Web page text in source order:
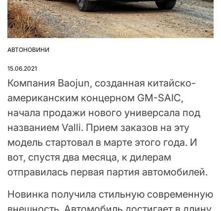
ОПУБЛІКУВАТИ
АВТОНОВИНИ
15.06.2021
Компания Baojun, созданная китайско-
американским концерном GM-SAIC,
начала продажи нового универсала под
названием Valli. Прием заказов на эту
модель стартовал в марте этого года. И
вот, спустя два месяца, к дилерам
отправилась первая партия автомобилей.
Новинка получила стильную современную